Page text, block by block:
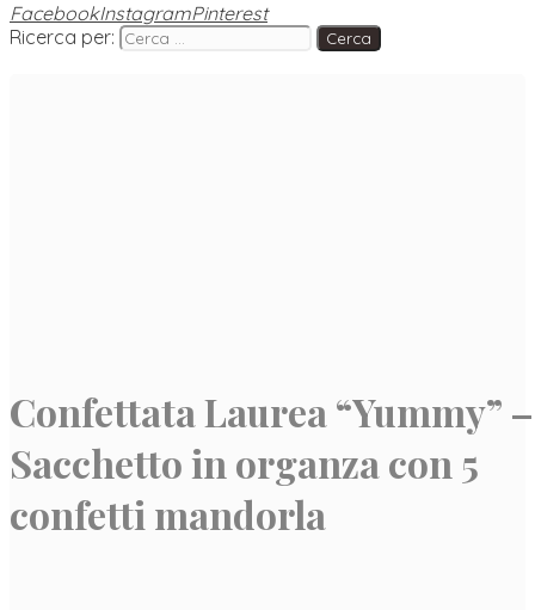
FacebookInstagramPinterest
Ricerca per:
Confettata Laurea “Yummy” –
Sacchetto in organza con 5
confetti mandorla